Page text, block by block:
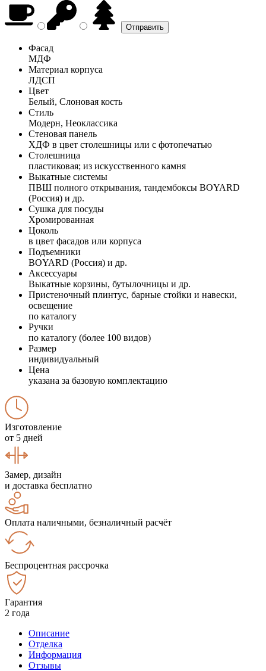
Фасад
МДФ
Материал корпуса
ЛДСП
Цвет
Белый, Слоновая кость
Стиль
Модерн, Неоклассика
Стеновая панель
ХДФ в цвет столешницы или с фотопечатью
Столешница
пластиковая; из искусственного камня
Выкатные системы
ПВШ полного открывания, тандембоксы BOYARD
(Россия) и др.
Сушка для посуды
Хромированная
Цоколь
в цвет фасадов или корпуса
Подъемники
BOYARD (Россия) и др.
Аксессуары
Выкатные корзины, бутылочницы и др.
Пристеночный плинтус, барные стойки и навески,
освещение
по каталогу
Ручки
по каталогу (более 100 видов)
Размер
индивидуальный
Цена
указана за базовую комплектацию
Изготовление
от 5 дней
Замер, дизайн
и доставка бесплатно
Оплата наличными, безналичный расчёт
Беспроцентная рассрочка
Гарантия
2 года
Описание
Отделка
Информация
Отзывы